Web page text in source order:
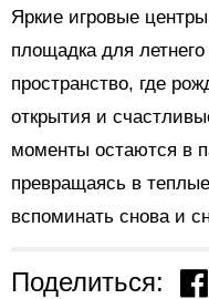
Яркие игровые
площадка для
пространство, где
открытия и
моменты остаются в
превращаясь в
вспоминать снова и
Поделиться: